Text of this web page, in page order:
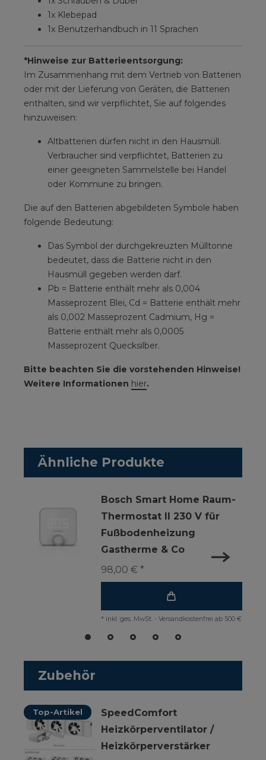
1x Klebepad
1x Benutzerhandbuch in 11 Sprachen
*Hinweise zur Batterieentsorgung:
Im Zusammenhang mit dem Vertrieb von Batterien
oder mit der Lieferung von Geräten, die Batterien
enthalten, sind wir verpflichtet, Sie auf folgendes
hinzuweisen:
Altbatterien dürfen nicht in den Hausmüll.
Verbraucher sind verpflichtet, Batterien zu
einer geeigneten Sammelstelle bei Handel
oder Kommune zu bringen.
Die auf den Batterien abgebildeten Symbole haben
folgende Bedeutung:
Das Symbol der durchgekreuzten Mülltonne
bedeutet, dass die Batterie nicht in den
Hausmüll gegeben werden darf.
Pb = Batterie enthält mehr als 0,004
Masseprozent Blei, Cd = Batterie enthält mehr
als 0,002 Masseprozent Cadmium, Hg =
Batterie enthält mehr als 0,0005
Masseprozent Quecksilber.
Bitte beachten Sie die vorstehenden Hinweise!
Weitere Informationen hier.
Ähnliche Produkte
Bosch Smart Home Raum-
Thermostat II 230 V für
Fußbodenheizung
Gastherme & Co
98,00 € *
* inkl. ges. MwSt. - Versandkostenfrei ab 500 €
Zubehör
Top-Artikel
SpeedComfort
Heizkörperventilator /
Heizkörperverstärker